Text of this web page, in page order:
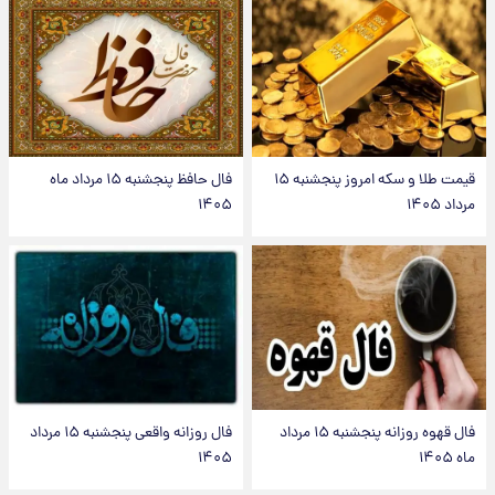
قیمت طلا و سکه امروز پنجشنبه ۱۵
مرداد ۱۴۰۵
فال حافظ پنجشنبه ۱۵ مرداد ماه
۱۴۰۵
فال قهوه روزانه پنجشنبه ۱۵ مرداد
ماه ۱۴۰۵
فال روزانه واقعی پنجشنبه ۱۵ مرداد
۱۴۰۵